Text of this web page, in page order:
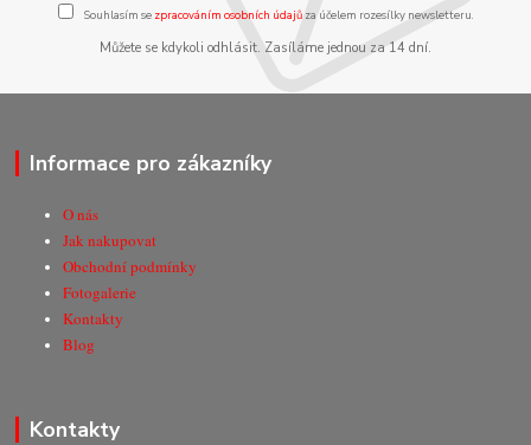
Souhlasím se zpracováním osobních údajůza účelem rozesílky newsletteru.
Můžete se kdykoli odhlásit. Zasíláme jednou za 14 dní.
Informace pro zákazníky
O nás
Jak nakupovat
Obchodní podmínky
Fotogalerie
Kontakty
Blog
Kontakty